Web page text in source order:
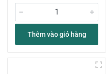
Thêm vào giỏ hàng